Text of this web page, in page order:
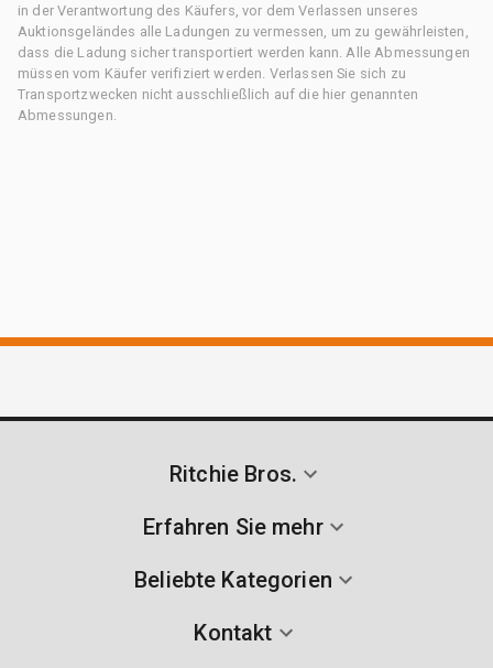
in der Verantwortung des Käufers, vor dem Verlassen unseres
Auktionsgeländes alle Ladungen zu vermessen, um zu gewährleisten,
dass die Ladung sicher transportiert werden kann. Alle Abmessungen
müssen vom Käufer verifiziert werden. Verlassen Sie sich zu
Transportzwecken nicht ausschließlich auf die hier genannten
Abmessungen.
Ritchie Bros.
Erfahren Sie mehr
Beliebte Kategorien
Kontakt